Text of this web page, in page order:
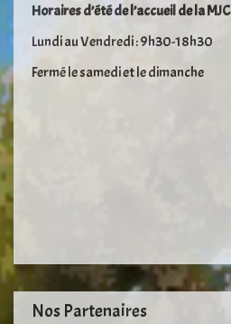
Horaires d’été de l’accueil de la MJC
Lundi au Vendredi : 9h30-18h30
Fermé le samedi et le dimanche
Nos Partenaires